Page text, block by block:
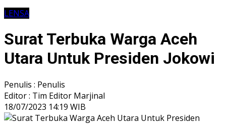
LENSA
Surat Terbuka Warga Aceh
Utara Untuk Presiden Jokowi
Penulis : Penulis
Editor : Tim Editor Marjinal
18/07/2023 14:19 WIB